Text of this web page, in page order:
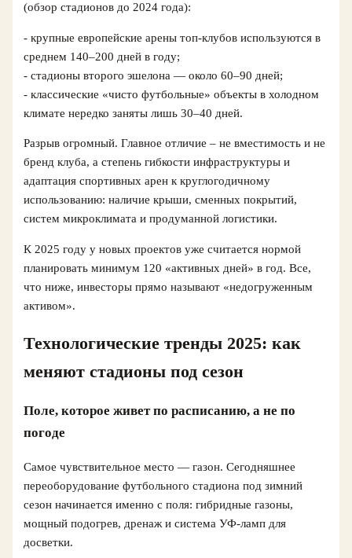
(обзор стадионов до 2024 года):
- крупные европейские арены топ‑клубов используются в
среднем 140–200 дней в году;
- стадионы второго эшелона — около 60–90 дней;
- классические «чисто футбольные» объекты в холодном
климате нередко заняты лишь 30–40 дней.
Разрыв огромный. Главное отличие – не вместимость и не
бренд клуба, а степень гибкости инфраструктуры и
адаптация спортивных арен к круглогодичному
использованию: наличие крыши, сменных покрытий,
систем микроклимата и продуманной логистики.
К 2025 году у новых проектов уже считается нормой
планировать минимум 120 «активных дней» в год. Все,
что ниже, инвесторы прямо называют «недогруженным
активом».
Технологические тренды 2025: как
меняют стадионы под сезон
Поле, которое живет по расписанию, а не по
погоде
Самое чувствительное место — газон. Сегодняшнее
переоборудование футбольного стадиона под зимний
сезон начинается именно с поля: гибридные газоны,
мощный подогрев, дренаж и система УФ‑ламп для
досветки.